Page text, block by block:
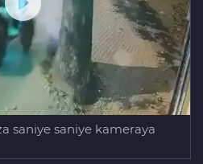
saniye saniye kameraya